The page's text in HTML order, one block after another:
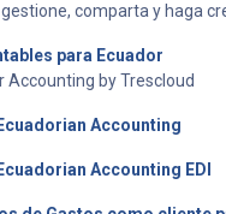
comparta y haga
para Ecuador
Accounting by Trescloud
Accounting
Accounting EDI